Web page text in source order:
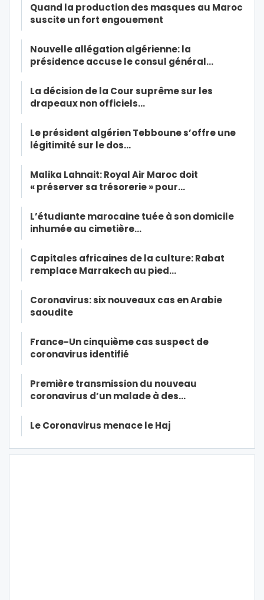
Quand la production des masques au Maroc
suscite un fort engouement
Nouvelle allégation algérienne: la
présidence accuse le consul général…
La décision de la Cour suprême sur les
drapeaux non officiels…
Le président algérien Tebboune s’offre une
légitimité sur le dos…
Malika Lahnait: Royal Air Maroc doit
« préserver sa trésorerie » pour…
L’étudiante marocaine tuée à son domicile
inhumée au cimetière…
Capitales africaines de la culture: Rabat
remplace Marrakech au pied…
Coronavirus: six nouveaux cas en Arabie
saoudite
France-Un cinquième cas suspect de
coronavirus identifié
Première transmission du nouveau
coronavirus d’un malade à des…
Le Coronavirus menace le Haj